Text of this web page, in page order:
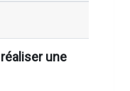
une